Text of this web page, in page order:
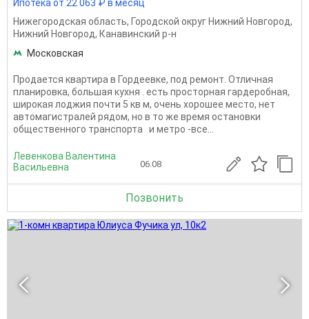
Ипотека от 22 063 ₽ в месяц
Нижегородская область, Городской округ Нижний Новгород,
Нижний Новгород, Канавинский р-н
Московская
Продается квартира в Гордеевке, под ремонт. Отличная
планировка, большая кухня . есть просторная гардеробная,
широкая лоджия почти 5 кв м, очень хорошее место, нет
автомагистралей рядом, но в то же время остановки
общественного транспорта и метро -все...
Левенкова Валентина
Васильевна
06.08
Позвонить